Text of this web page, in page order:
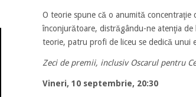
O teorie spune că o anumită concentraţie
înconjurătoare, distrăgându-ne atenţia
teorie, patru profi de liceu se dedică unui
Zeci de premii, inclusiv Oscarul pentru
Vineri, 10 septembrie, 20:30